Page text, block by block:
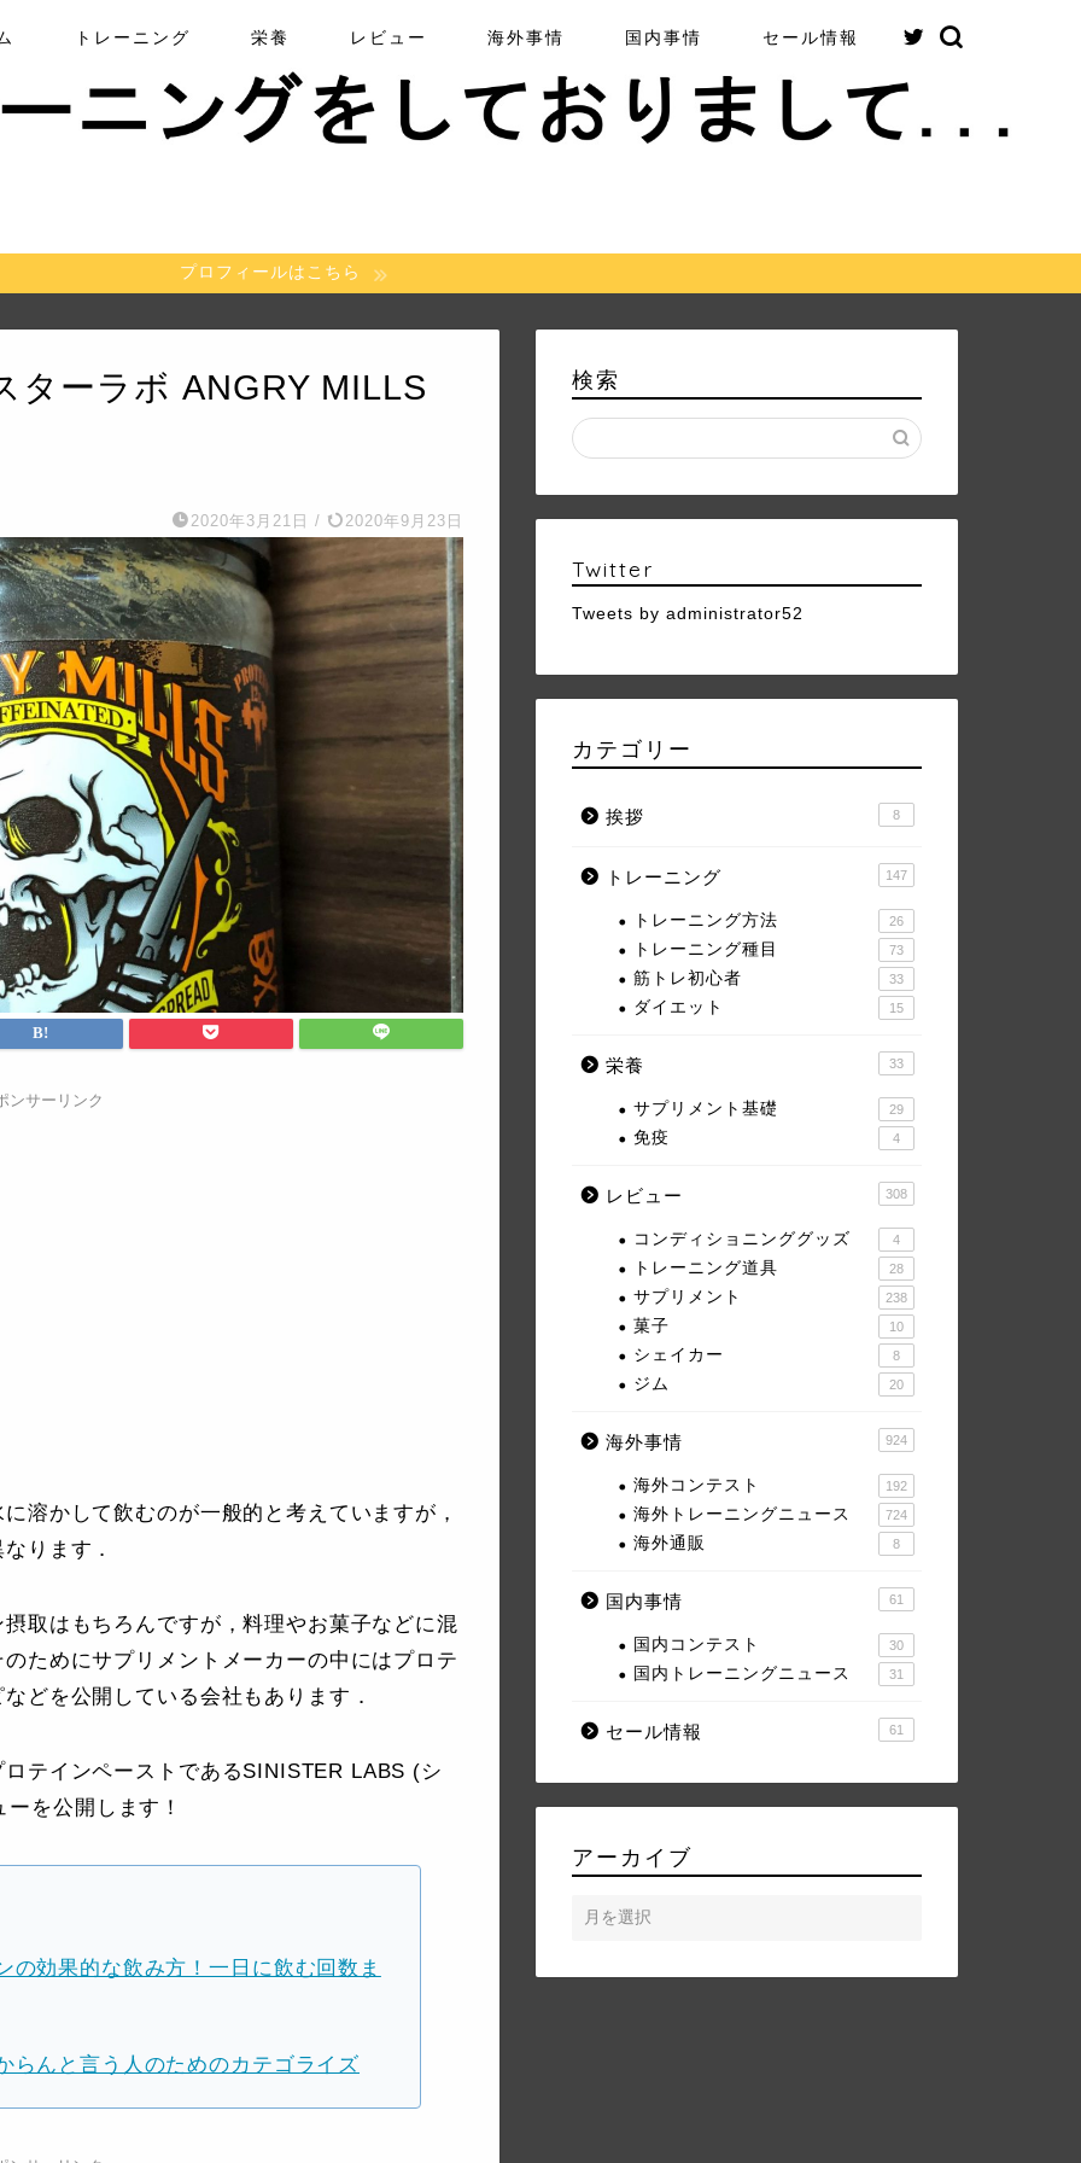
トレーニング 栄養 レビュー 海外事情 国内事情 セール情報
プロフィールはこちら
ターラボ ANGRY MILLS
2020年3月21日 / 2020年9月23日
ンサーリンク
溶かして飲むのが一般的と考えていますが，
ります．
取はもちろんですが，料理やお菓子などに混
ためにサプリメントメーカーの中にはプロテ
どを公開している会社もあります．
テインペーストであるSINISTER LABS (シ
を公開します！
の効果的な飲み方！一日に飲む回数ま
らんと言う人のためのカテゴライズ
検索
Twitter
Tweets by administrator52
カテゴリー
挨拶 8
トレーニング 147
トレーニング方法 26
トレーニング種目 73
筋トレ初心者 33
ダイエット 15
栄養 33
サプリメント基礎 29
免疫 4
レビュー 308
コンディショニンググッズ 4
トレーニング道具 28
サプリメント 238
菓子 10
シェイカー 8
ジム 20
海外事情 924
海外コンテスト 192
海外トレーニングニュース 724
海外通販 8
国内事情 61
国内コンテスト 30
国内トレーニングニュース 31
セール情報 61
アーカイブ